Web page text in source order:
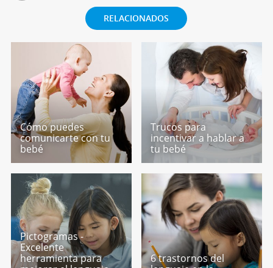
RELACIONADOS
Cómo puedes
comunicarte con tu
bebé
Trucos para
incentivar a hablar a
tu bebé
Pictogramas -
Excelente
herramienta para
6 trastornos del